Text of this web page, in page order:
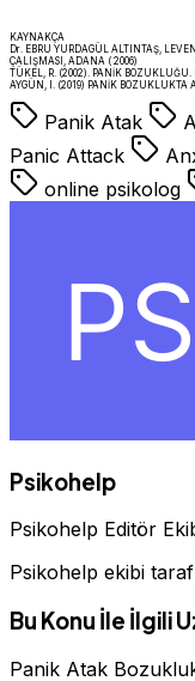
KAYNAKÇA
Dr. EBRU YURDAGÜL ALTINTAŞ,
ÇALIŞMASI, ADANA ( 2006)
TÜKEL, R. (2002). PANİK BOZUKLUĞU.
AYGÜN, I. (2019) PANİK BOZUKLUKTA
Panik Atak
Panic Attack
online psikolog
Psikohelp
Psikohelp Editör
Psikohelp ekibi
Bu Konu İle İlgili
Panik Atak